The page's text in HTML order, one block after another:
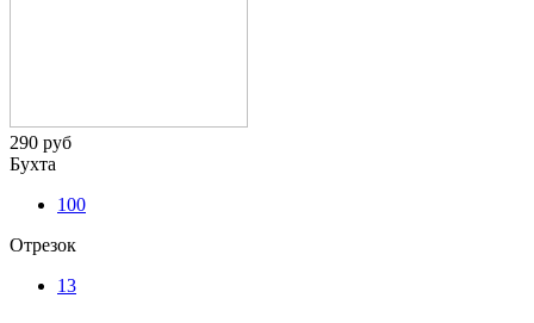
290 руб
Бухта
100
Отрезок
13